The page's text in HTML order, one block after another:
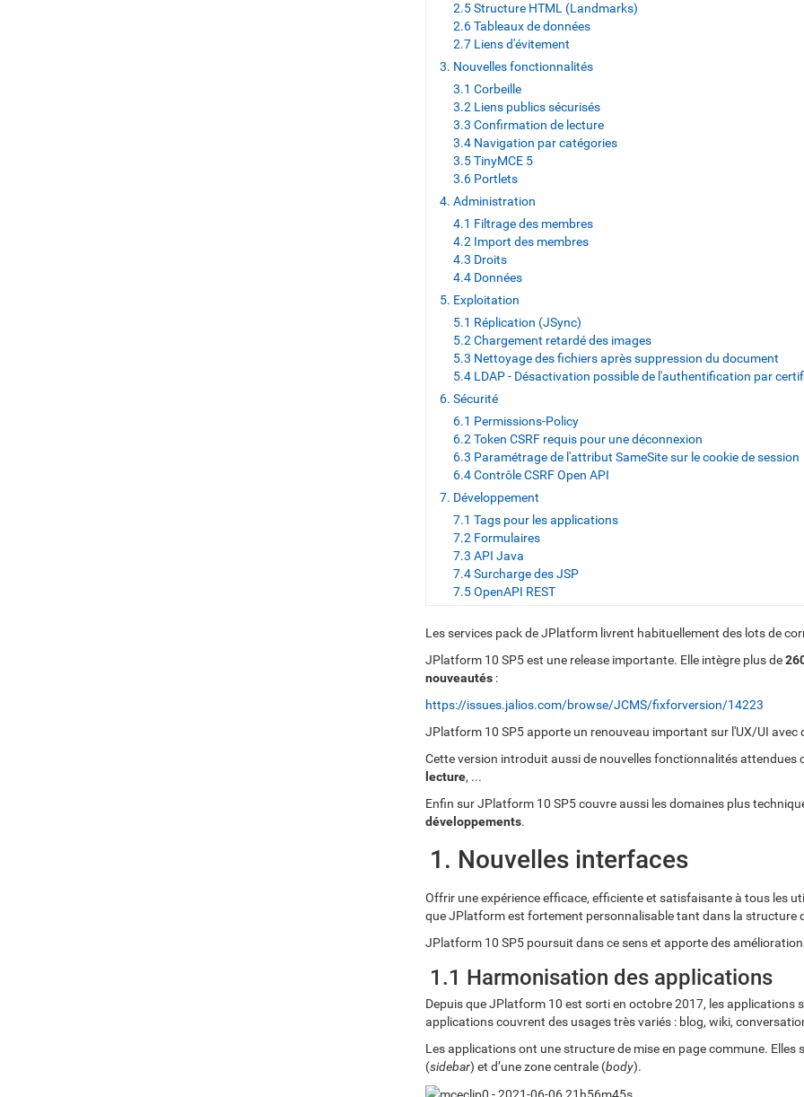
2.5 Structure HTML (Landmarks)
2.6 Tableaux de données
2.7 Liens d'évitement
3. Nouvelles fonctionnalités
3.1 Corbeille
3.2 Liens publics sécurisés
3.3 Confirmation de lecture
3.4 Navigation par catégories
3.5 TinyMCE 5
3.6 Portlets
4. Administration
4.1 Filtrage des membres
4.2 Import des membres
4.3 Droits
4.4 Données
5. Exploitation
5.1 Réplication (JSync)
5.2 Chargement retardé des images
5.3 Nettoyage des fichiers après suppression du document
5.4 LDAP - Désactivation possible de l'authentification par
6. Sécurité
6.1 Permissions-Policy
6.2 Token CSRF requis pour une déconnexion
6.3 Paramétrage de l'attribut SameSite sur le cookie de session
6.4 Contrôle CSRF Open API
7. Développement
7.1 Tags pour les applications
7.2 Formulaires
7.3 API Java
7.4 Surcharge des JSP
7.5 OpenAPI REST
Les services pack de JPlatform livrent habituellement des lots de
JPlatform 10 SP5 est une release importante. Elle intègre plus de
nouveautés:
https://issues.jalios.com/browse/JCMS/fixforversion/14223
JPlatform 10 SP5 apporte un renouveau important sur l'UX/UI avec
Cette version introduit aussi de nouvelles fonctionnalités attendues
lecture, ...
Enfin sur JPlatform 10 SP5 couvre aussi les domaines plus
développements.
1. Nouvelles interfaces
Offrir une expérience efficace, efficiente et satisfaisante à tous les
que JPlatform est fortement personnalisable tant dans la structure
JPlatform 10 SP5 poursuit dans ce sens et apporte des
1.1 Harmonisation des applications
Depuis que JPlatform 10 est sorti en octobre 2017, les applications
applications couvrent des usages très variés : blog, wiki,
Les applications ont une structure de mise en page commune. Elles
(sidebar) et d’une zone centrale (body).